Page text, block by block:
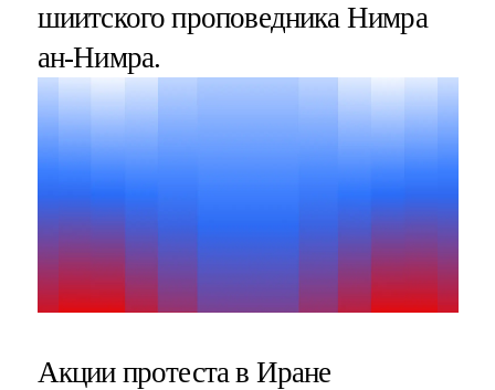
шиитского проповедника Нимра
ан-Нимра.
Акции протеста в Иране